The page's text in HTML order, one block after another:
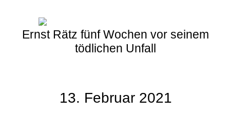
Ernst Rätz fünf Wochen vor seinem
tödlichen Unfall
13. Februar 2021